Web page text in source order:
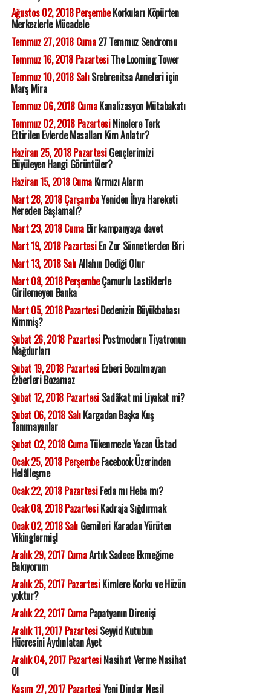
Ağustos 02, 2018 PerşembeKorkuları Köpürten
Merkezlerle Mücadele
Temmuz 27, 2018 Cuma27 Temmuz Sendromu
Temmuz 16, 2018 PazartesiThe Looming Tower
Temmuz 10, 2018 SalıSrebrenitsa Anneleri için
Marş Mira
Temmuz 06, 2018 CumaKanalizasyon Mütabakatı
Temmuz 02, 2018 PazartesiNinelere Terk
Ettirilen Evlerde Masalları Kim Anlatır?
Haziran 25, 2018 PazartesiGençlerimizi
Büyüleyen Hangi Görüntüler?
Haziran 15, 2018 CumaKırmızı Alarm
Mart 28, 2018 ÇarşambaYeniden İhya Hareketi
Nereden Başlamalı?
Mart 23, 2018 CumaBir kampanyaya davet
Mart 19, 2018 PazartesiEn Zor Sünnetlerden Biri
Mart 13, 2018 SalıAllahın Dediği Olur
Mart 08, 2018 PerşembeÇamurlu Lastiklerle
Girilemeyen Banka
Mart 05, 2018 PazartesiDedenizin Büyükbabası
Kimmiş?
Şubat 26, 2018 PazartesiPostmodern Tiyatronun
Mağdurları
Şubat 19, 2018 PazartesiEzberi Bozulmayan
Ezberleri Bozamaz
Şubat 12, 2018 PazartesiSadâkat mi Liyakat mi?
Şubat 06, 2018 SalıKargadan Başka Kuş
Tanımayanlar
Şubat 02, 2018 CumaTükenmezle Yazan Üstad
Ocak 25, 2018 PerşembeFacebook Üzerinden
Helâlleşme
Ocak 22, 2018 PazartesiFeda mı Heba mı?
Ocak 08, 2018 PazartesiKadraja Sığdırmak
Ocak 02, 2018 SalıGemileri Karadan Yürüten
Vikinglermiş!
Aralık 29, 2017 CumaArtık Sadece Ekmeğime
Bakıyorum
Aralık 25, 2017 PazartesiKimlere Korku ve Hüzün
yoktur?
Aralık 22, 2017 CumaPapatyanın Direnişi
Aralık 11, 2017 PazartesiSeyyid Kutubun
Hücresini Aydınlatan Ayet
Aralık 04, 2017 PazartesiNasihat Verme Nasihat
Ol
Kasım 27, 2017 PazartesiYeni Dindar Nesil